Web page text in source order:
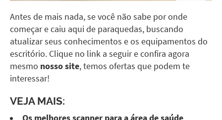
Antes de mais nada, se você não sabe por onde
começar e caiu aqui de paraquedas, buscando
atualizar seus conhecimentos e os equipamentos do
escritório. Clique no link a seguir e confira agora
mesmo nosso site, temos ofertas que podem te
interessar!
VEJA MAIS: